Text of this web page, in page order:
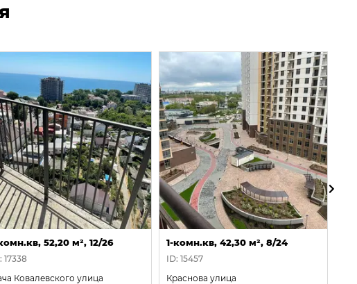
52,20 м², 12/26
17338
Ковалевского улица
1-комн.кв, 42,30 м², 8/24
ID: 15457
Краснова улица